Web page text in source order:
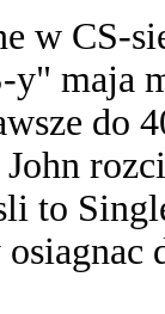
w CS-
y" maja
do
to